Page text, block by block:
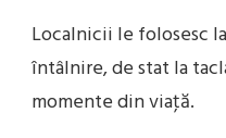
Localnicii le folosesc
întâlnire, de stat la
momente din viaţă.